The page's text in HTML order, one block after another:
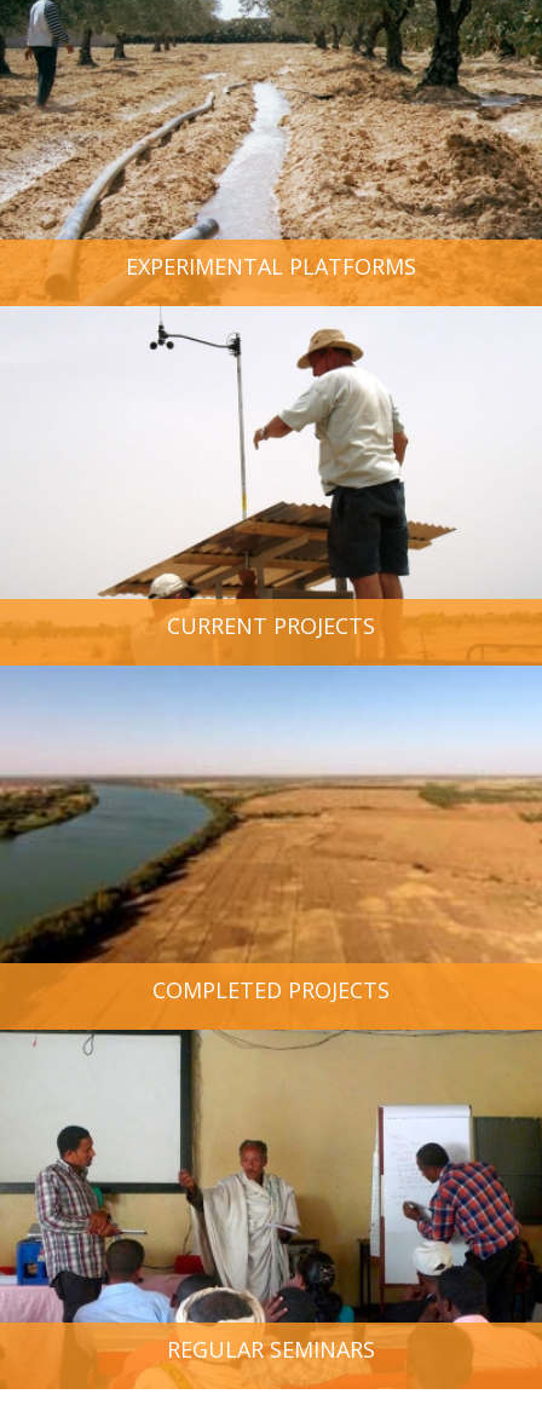
EXPERIMENTAL PLATFORMS
CURRENT PROJECTS
COMPLETED PROJECTS
REGULAR SEMINARS